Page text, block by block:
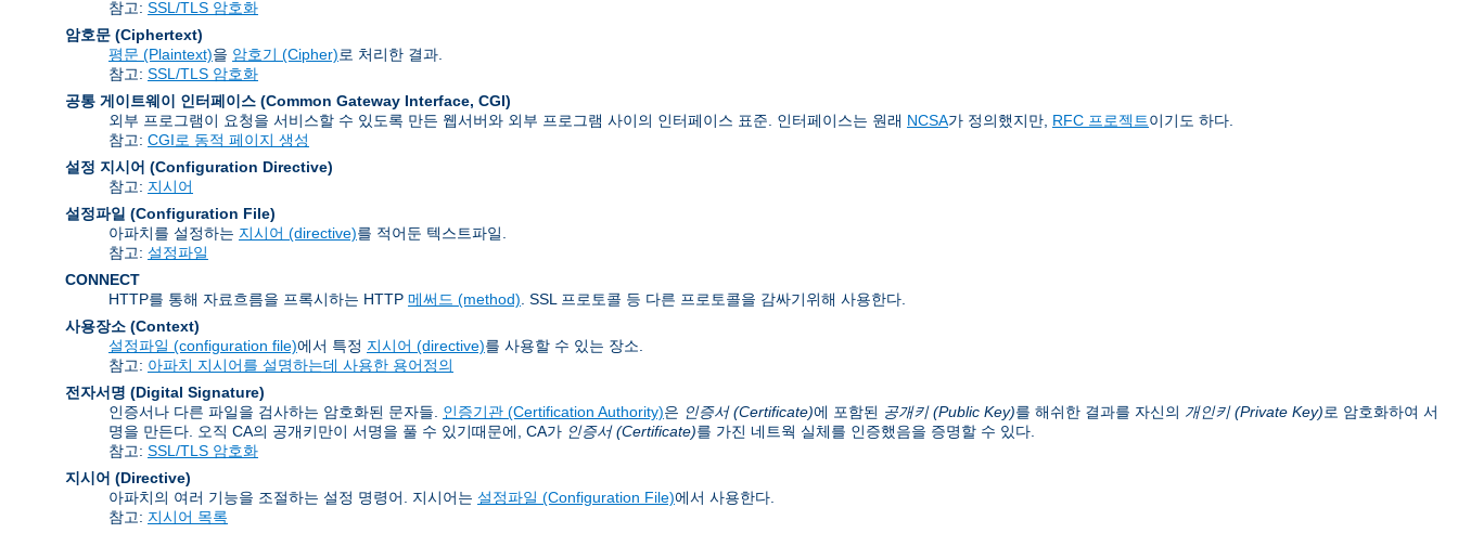
참고: SSL/TLS 암호화
암호문 (Ciphertext)
평문 (Plaintext)을 암호기 (Cipher)로 처리한 결과.
참고: SSL/TLS 암호화
공통 게이트웨이 인터페이스 (Common Gateway Interface, CGI)
외부 프로그램이 요청을 서비스할 수 있도록 만든 웹서버와 외부 프로그램 사이의 인터페이스 표준. 인터페이스는 원래 NCSA가 정의했지만, RFC 프로젝트이기도 하다.
참고: CGI로 동적 페이지 생성
설정 지시어 (Configuration Directive)
참고: 지시어
설정파일 (Configuration File)
아파치를 설정하는 지시어 (directive)를 적어둔 텍스트파일.
참고: 설정파일
CONNECT
HTTP를 통해 자료흐름을 프록시하는 HTTP 메써드 (method) . SSL 프로토콜 등 다른 프로토콜을 감싸기위해 사용한다.
사용장소 (Context)
설정파일 (configuration file)에서 특정 지시어 (directive)를 사용할 수 있는 장소.
참고: 아파치 지시어를 설명하는데 사용한 용어정의
전자서명 (Digital Signature)
인증서나 다른 파일을 검사하는 암호화된 문자들. 인증기관 (Certification Authority)은 인증서 (Certificate)에 포함된 공개키 (Public Key)를 해쉬한 결과를 자신의 개인키 (Private Key)로 암호화하여 서
명을 만든다. 오직 CA의 공개키만이 서명을 풀 수 있기때문에, CA가 인증서 (Certificate)를 가진 네트웍 실체를 인증했음을 증명할 수 있다.
참고: SSL/TLS 암호화
지시어 (Directive)
아파치의 여러 기능을 조절하는 설정 명령어. 지시어는 설정파일 (Configuration File)에서 사용한다.
참고: 지시어 목록